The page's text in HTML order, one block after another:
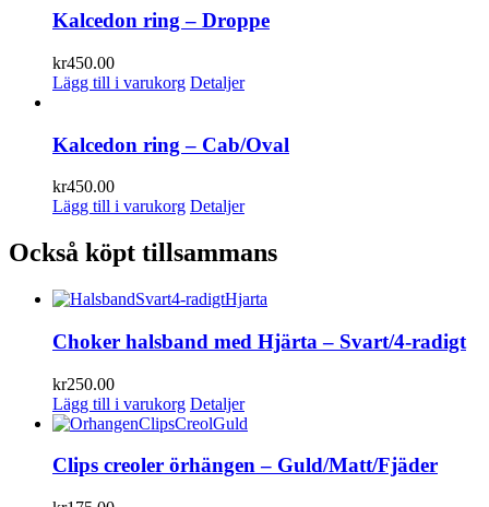
Kalcedon ring – Droppe
kr450.00
Lägg till i varukorg Detaljer
Kalcedon ring – Cab/Oval
kr450.00
Lägg till i varukorg Detaljer
Också köpt tillsammans
Choker halsband med Hjärta – Svart/4-radigt
kr250.00
Lägg till i varukorg Detaljer
Clips creoler örhängen – Guld/Matt/Fjäder